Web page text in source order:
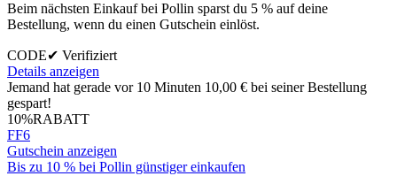
Beim nächsten Einkauf bei Pollin sparst du 5 % auf deine
Bestellung, wenn du einen Gutschein einlöst.
CODE✔ Verifiziert
Details anzeigen
Jemand hat gerade vor 10 Minuten 10,00 € bei seiner Bestellung
gespart!
10%RABATT
FF6
Gutschein anzeigen
Bis zu 10 % bei Pollin günstiger einkaufen